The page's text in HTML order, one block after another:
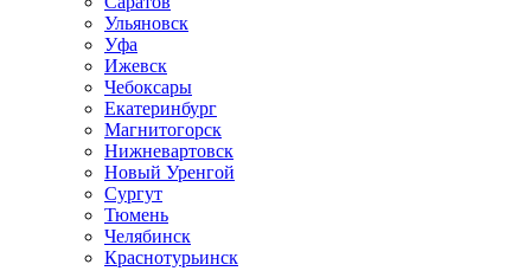
Ульяновск
Уфа
Ижевск
Чебоксары
Екатеринбург
Магнитогорск
Нижневартовск
Новый Уренгой
Сургут
Тюмень
Челябинск
Краснотурьинск